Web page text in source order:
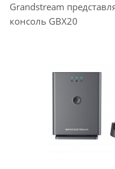
Grandstream
консоль GBX20